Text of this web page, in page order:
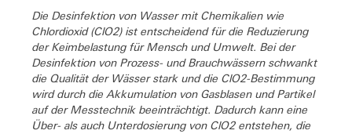
Die Desinfektion von Wasser mit Chemikalien wie
Chlordioxid (ClO2) ist entscheidend für die Reduzierung
der Keimbelastung für Mensch und Umwelt. Bei der
Desinfektion von Prozess- und Brauchwässern schwankt
die Qualität der Wässer stark und die ClO2-Bestimmung
wird durch die Akkumulation von Gasblasen und Partikel
auf der Messtechnik beeinträchtigt. Dadurch kann eine
Über- als auch Unterdosierung von ClO2 entstehen, die